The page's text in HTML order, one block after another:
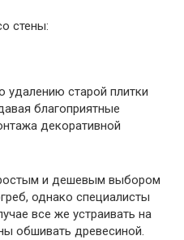
стены:
удалению старой плитки
благоприятные
декоративной
и дешевым выбором
однако специалисты
все же устраивать на
обшивать древесиной.